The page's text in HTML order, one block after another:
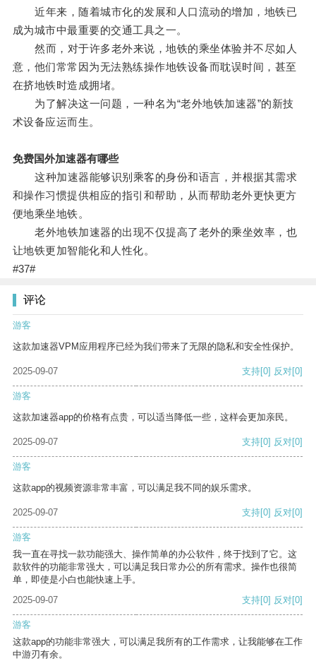
近年来，随着城市化的发展和人口流动的增加，地铁已
成为城市中最重要的交通工具之一。
然而，对于许多老外来说，地铁的乘坐体验并不尽如人
意，他们常常因为无法熟练操作地铁设备而耽误时间，甚至
在挤地铁时造成拥堵。
为了解决这一问题，一种名为“老外地铁加速器”的新技
术设备应运而生。
免费国外加速器有哪些
这种加速器能够识别乘客的身份和语言，并根据其需求
和操作习惯提供相应的指引和帮助，从而帮助老外更快更方
便地乘坐地铁。
老外地铁加速器的出现不仅提高了老外的乘坐效率，也
让地铁更加智能化和人性化。
#37#
评论
游客
这款加速器VPM应用程序已经为我们带来了无限的隐私和安全性保护。
2025-09-07 支持[0] 反对[0]
游客
这款加速器app的价格有点贵，可以适当降低一些，这样会更加亲民。
2025-09-07 支持[0] 反对[0]
游客
这款app的视频资源非常丰富，可以满足我不同的娱乐需求。
2025-09-07 支持[0] 反对[0]
游客
我一直在寻找一款功能强大、操作简单的办公软件，终于找到了它。这
款软件的功能非常强大，可以满足我日常办公的所有需求。操作也很简
单，即使是小白也能快速上手。
2025-09-07
支持[0] 反对[0]
游客
这款app的功能非常强大，可以满足我所有的工作需求，让我能够在工作
中游刃有余。